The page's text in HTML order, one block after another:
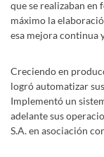
que se realizaban en
máximo la
esa mejora continua
Creciendo en
logró automatizar
Implementó un
adelante sus
S.A. en asociación